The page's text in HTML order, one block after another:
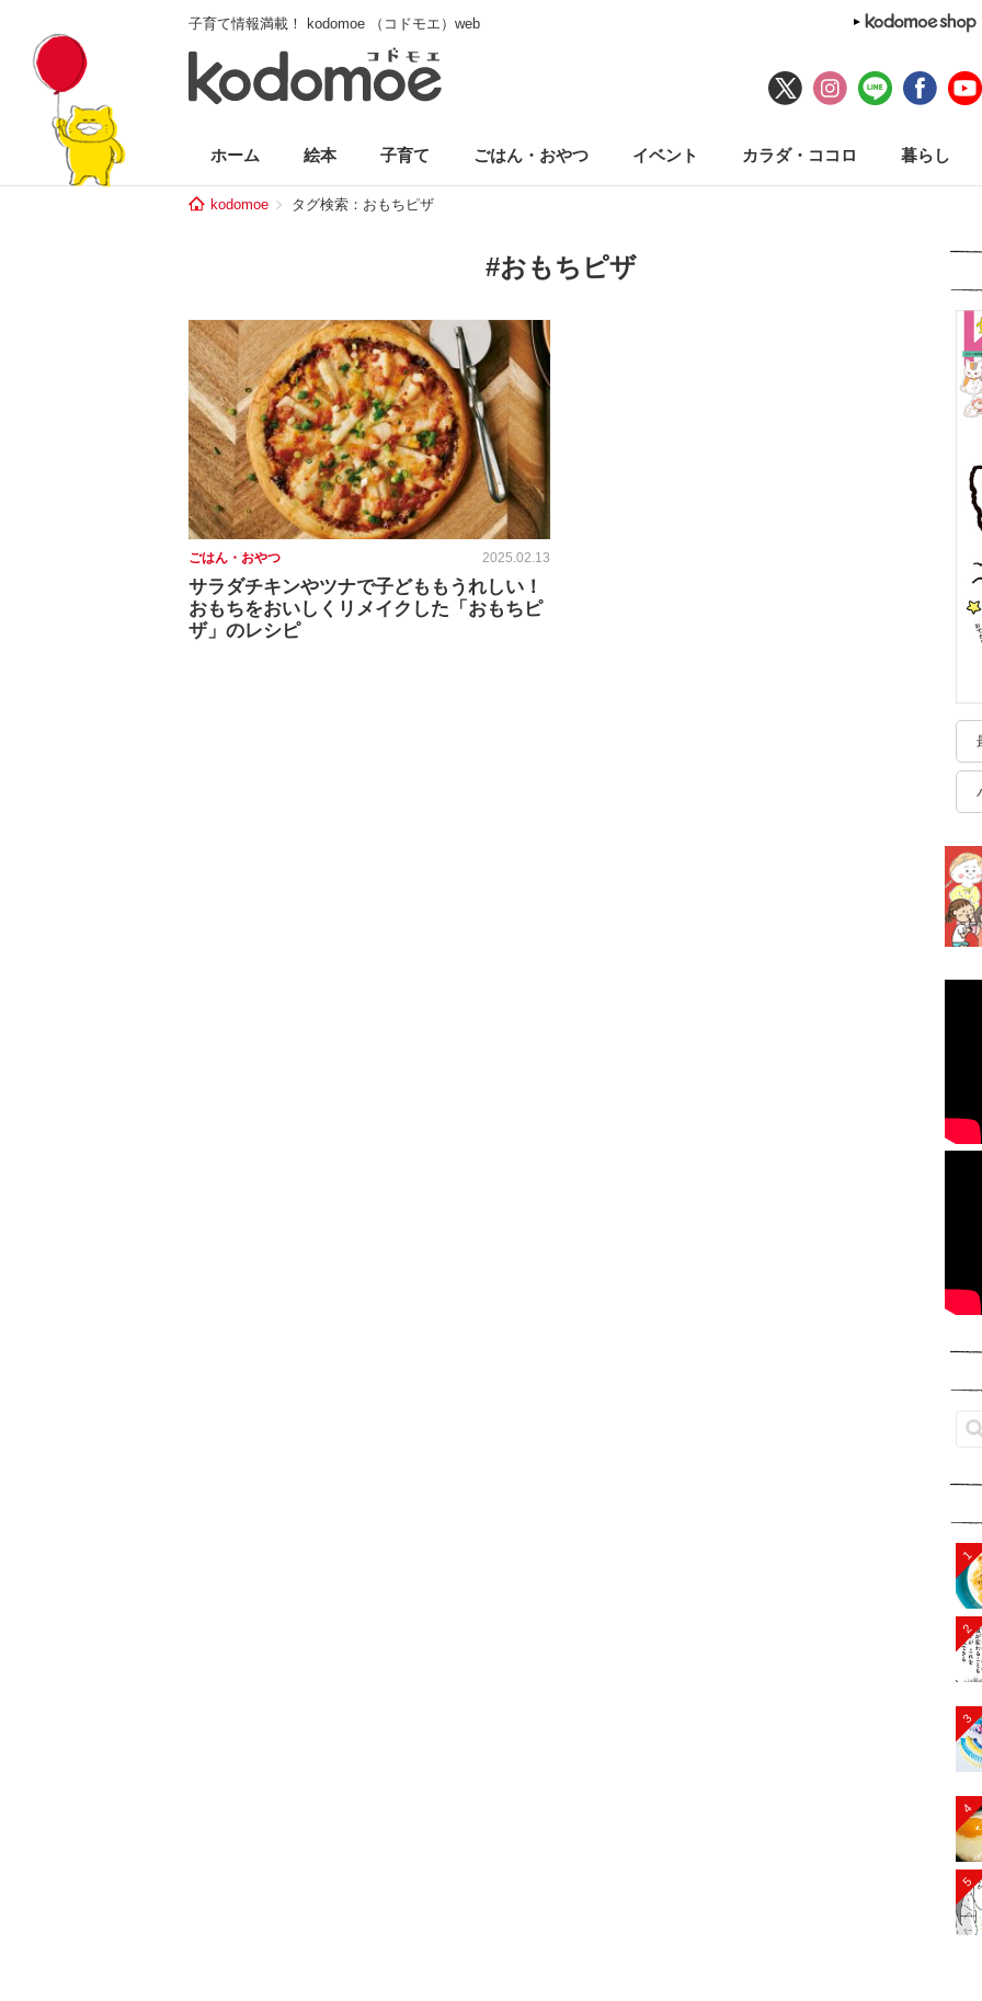
子育て情報満載！ kodomoe （コドモエ）web
ホーム 絵本 子育て ごはん・おやつ イベント カラダ・ココロ 暮らし
kodomoe タグ検索：おもちピザ
#おもちピザ
ごはん・おやつ 2025.02.13
サラダチキンやツナで子どももうれしい！
おもちをおいしくリメイクした「おもちピ
ザ」のレシピ
1
2
3
4
5